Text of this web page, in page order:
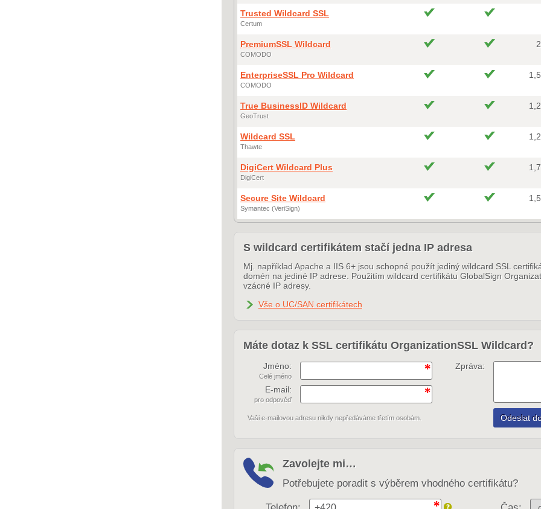
Trusted Wildcard SSL
Certum
PremiumSSL Wildcard
COMODO
EnterpriseSSL Pro Wildcard
COMODO
True BusinessID Wildcard
GeoTrust
Wildcard SSL
Thawte
DigiCert Wildcard Plus
DigiCert
Secure Site Wildcard
Symantec (VeriSign)
S wildcard certifikátem stačí jedna IP adresa
Mj. například Apache a IIS 6+ jsou schopné použít jediný wildcard SSL
domén na jediné IP adrese. Použitím wildcard certifikátu GlobalSign
vzácné IP adresy.
Vše o UC/SAN certifikátech
Máte dotaz k SSL certifikátu OrganizationSSL Wildcard?
Jméno:
Celé jméno
Zpráva:
E-mail:
pro odpověď
Vaši e-mailovou adresu nikdy nepředáváme třetím osobám.
Zavolejte mi…
Potřebujete poradit s výběrem vhodného certifikátu?